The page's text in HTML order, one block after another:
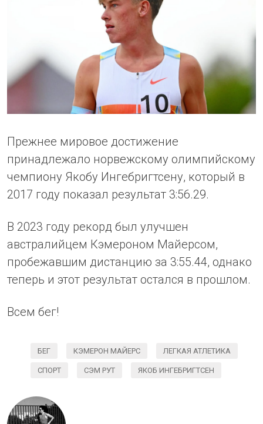
Прежнее мировое достижение
принадлежало норвежскому олимпийскому
чемпиону Якобу Ингебригтсену, который в
2017 году показал результат 3:56.29.
В 2023 году рекорд был улучшен
австралийцем Кэмероном Майерсом,
пробежавшим дистанцию за 3:55.44, однако
теперь и этот результат остался в прошлом.
Всем бег!
БЕГ КЭМЕРОН МАЙЕРС ЛЕГКАЯ АТЛЕТИКА
СПОРТ СЭМ РУТ ЯКОБ ИНГЕБРИГТСЕН